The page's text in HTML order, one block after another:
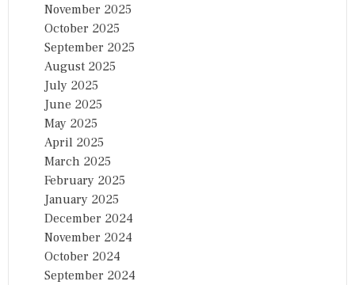
November 2025
October 2025
September 2025
August 2025
July 2025
June 2025
May 2025
April 2025
March 2025
February 2025
January 2025
December 2024
November 2024
October 2024
September 2024